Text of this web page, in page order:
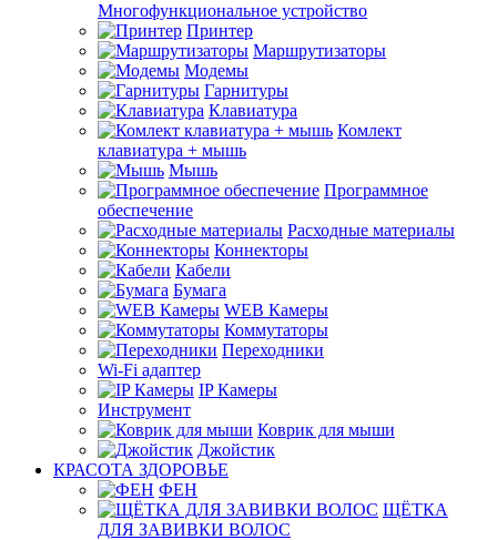
Многофункциональное устройство
Принтер
Маршрутизаторы
Модемы
Гарнитуры
Клавиатура
Комлект
клавиатура + мышь
Мышь
Программное
обеспечение
Расходные материалы
Коннекторы
Кабели
Бумага
WEB Камеры
Коммутаторы
Переходники
Wi-Fi адаптер
IP Камеры
Инструмент
Коврик для мыши
Джойстик
КРАСОТА ЗДОРОВЬЕ
ФЕН
ЩЁТКА
ДЛЯ ЗАВИВКИ ВОЛОС